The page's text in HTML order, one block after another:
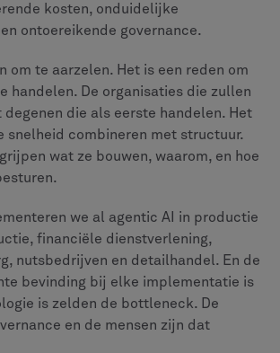
kosten, onduidelijke
ontoereikende governance.
om te aarzelen. Het is een reden om
handelen. De organisaties die zullen
degenen die als eerste handelen. Het
snelheid combineren met structuur.
wat ze bouwen, waarom, en hoe
we al agentic AI in productie
financiële dienstverlening,
nutsbedrijven en detailhandel. En de
bevinding bij elke implementatie is
is zelden de bottleneck. De
en de mensen zijn dat